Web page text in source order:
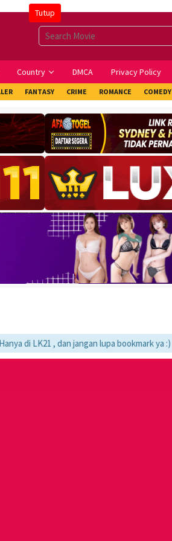
Tutup
Country DMCA Privacy Policy
FANTASY CRIME ROMANCE COMEDY
LK21 , dan jangan lupa bookmark ya :)